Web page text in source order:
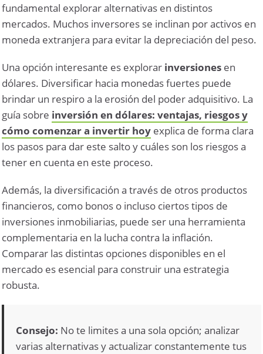
fundamental explorar alternativas en distintos
mercados. Muchos inversores se inclinan por activos en
moneda extranjera para evitar la depreciación del peso.
Una opción interesante es explorar inversiones en
dólares. Diversificar hacia monedas fuertes puede
brindar un respiro a la erosión del poder adquisitivo. La
guía sobre inversión en dólares: ventajas, riesgos y
cómo comenzar a invertir hoy explica de forma clara
los pasos para dar este salto y cuáles son los riesgos a
tener en cuenta en este proceso.
Además, la diversificación a través de otros productos
financieros, como bonos o incluso ciertos tipos de
inversiones inmobiliarias, puede ser una herramienta
complementaria en la lucha contra la inflación.
Comparar las distintas opciones disponibles en el
mercado es esencial para construir una estrategia
robusta.
Consejo: No te limites a una sola opción; analizar
varias alternativas y actualizar constantemente tus